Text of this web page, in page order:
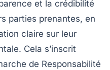
et la crédibilité
parties prenantes, en
claire sur leur
Cela s’inscrit
de Responsabilité